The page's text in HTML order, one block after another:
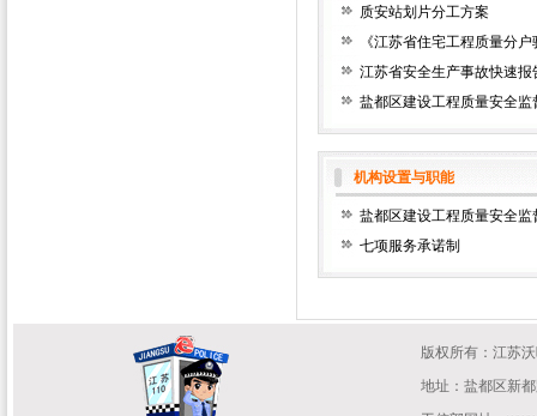
质安站划片分工方案
《江苏省住宅工程质量分
江苏省安全生产事故快速报
盐都区建设工程质量安全监
机构设置与职能
盐都区建设工程质量安全监
七项服务承诺制
版权所有：江苏
地址：盐都区新